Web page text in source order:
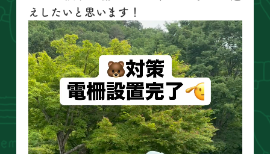
えしたいと思います！